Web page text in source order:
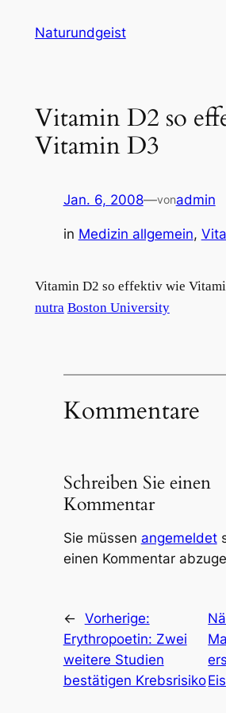
InhaltNaturundgeist
Vitamin D2 so
Vitamin D3
Jan. 6, 2008—vonadmin
in Medizin allgemein,
Vitamin D2 so effektiv wie
nutra Boston University
Kommentare
Schreiben Sie einen
Kommentar
Sie müssen angemeldet
einen Kommentar
← Vorherige:
Erythropoetin: Zwei
weitere Studien
bestätigen Krebsrisiko